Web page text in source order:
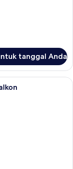
tanggal Anda
1 Tempat Tidur